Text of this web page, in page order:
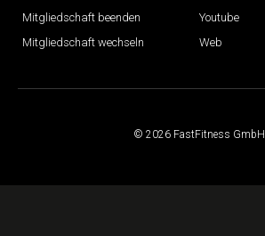
Mitgliedschaft beenden
Mitgliedschaft wechseln
Youtube
Web
© 2026 FastFitness GmbH